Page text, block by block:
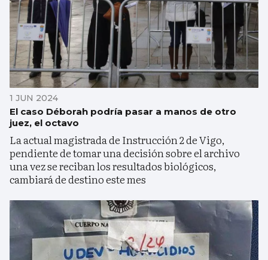
1 JUN 2024
El caso Déborah podría pasar a manos de otro
juez, el octavo
La actual magistrada de Instrucción 2 de Vigo,
pendiente de tomar una decisión sobre el archivo
una vez se reciban los resultados biológicos,
cambiará de destino este mes